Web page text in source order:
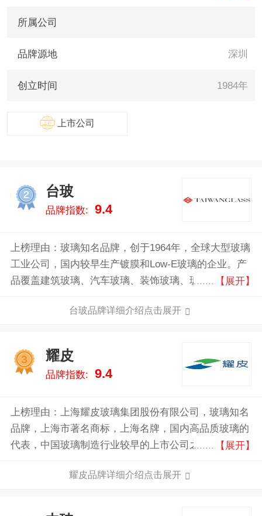
节能玻璃、电子玻璃及显示器件、太阳能光伏三条完整
三角、华南珠三角、西南成渝地区、华北京津冀地区以
网络，产品广受国内外客户赞誉。中国南玻集团正让全
所属公司
品牌源地 深圳
创立时间 1984年
上市公司
2
台玻
品牌指数: 9.4
上榜理由：玻璃知名品牌，创于1964年，全球大型玻璃
工业公司，国内较早生产镀膜和Low-E玻璃的企业。产
品覆盖建筑玻璃、汽车玻璃、装饰玻璃、玻璃纤维、玻
【展开】
台玻品牌详细介绍点击展开
耀皮
品牌指数: 9.4
上榜理由：上海耀皮玻璃集团股份有限公司，玻璃知名
品牌，上海市著名商标，上海名牌，国内高品质玻璃的
代表，中国玻璃制造行业较早的上市公司之一，大型低
【展开】
耀皮品牌详细介绍点击展开